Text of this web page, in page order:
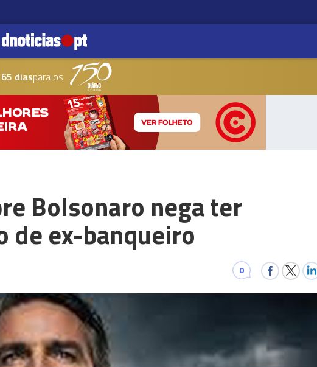
65 diaspara os
Bolsonaro nega ter
de ex-banqueiro
0